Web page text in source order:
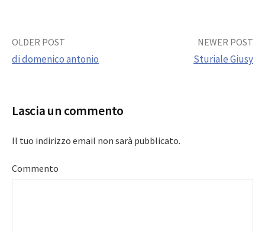
Post
OLDER POST
di domenico antonio
NEWER POST
Sturiale Giusy
Lascia un commento
Il tuo indirizzo email non sarà pubblicato.
Commento